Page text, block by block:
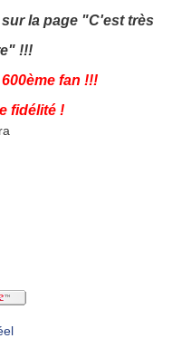
la page "C'est très
!!!
fan !!!
fidélité !